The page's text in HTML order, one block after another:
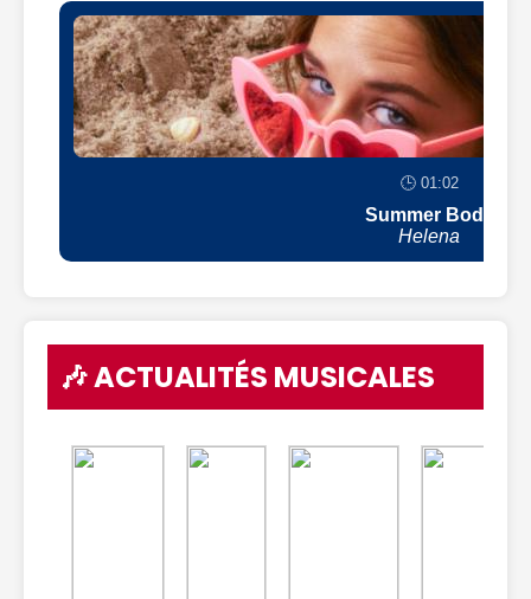
🕒 01:02
Summer Body
Helena
🎶 ACTUALITÉS MUSICALES